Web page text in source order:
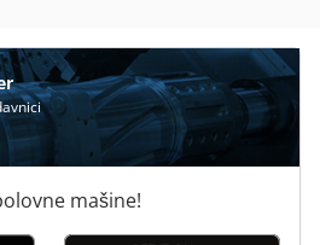
mašine!